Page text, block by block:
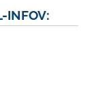
INFOV: